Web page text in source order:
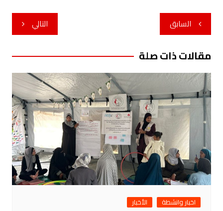
تصفّح
المقالات
السابق التالي
مقالات ذات صلة
اخبار وانشطة الأخبار